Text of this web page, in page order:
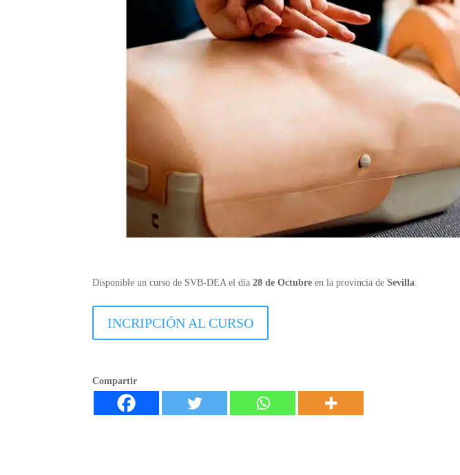
Disponible un curso de SVB-DEA el día 28 de Octubre en la provincia deSevilla.
INCRIPCIÓN AL CURSO
Compartir